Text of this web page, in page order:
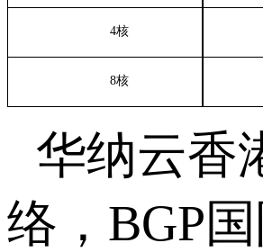
4核
8核
华纳云香
络，BGP